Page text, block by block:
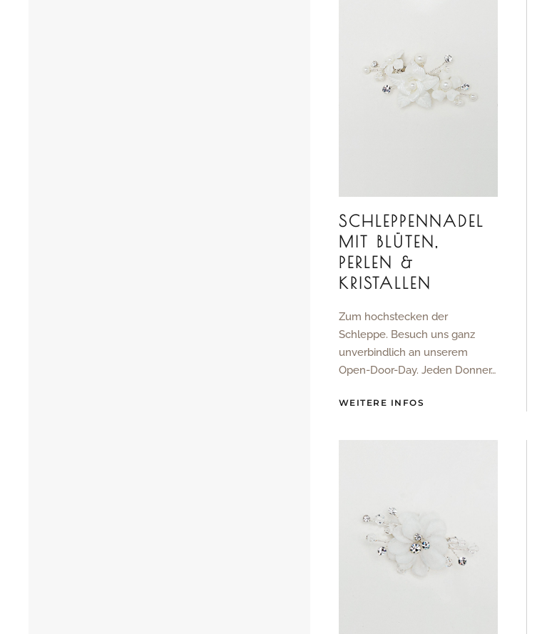
SCHLEPPENNADEL
MIT BLÜTEN,
PERLEN &
KRISTALLEN
Zum hochstecken der
Schleppe. Besuch uns ganz
unverbindlich an unserem
Open-Door-Day. Jeden Donner…
WEITERE INFOS